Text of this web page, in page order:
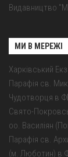
Видавництво
МИ В МЕРЕЖІ
Харківський
Парафія св.
Чудотворця в
Свято-
оо. Василіян
Парафія св.
(м. Люботин) в